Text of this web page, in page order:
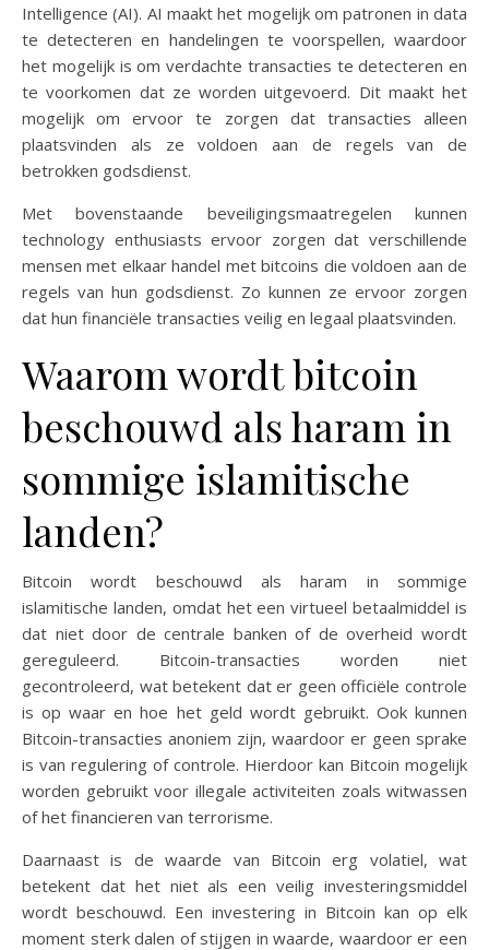
Intelligence (AI). AI maakt het mogelijk om patronen in data
te detecteren en handelingen te voorspellen, waardoor
het mogelijk is om verdachte transacties te detecteren en
te voorkomen dat ze worden uitgevoerd. Dit maakt het
mogelijk om ervoor te zorgen dat transacties alleen
plaatsvinden als ze voldoen aan de regels van de
betrokken godsdienst.
Met bovenstaande beveiligingsmaatregelen kunnen
technology enthusiasts ervoor zorgen dat verschillende
mensen met elkaar handel met bitcoins die voldoen aan de
regels van hun godsdienst. Zo kunnen ze ervoor zorgen
dat hun financiële transacties veilig en legaal plaatsvinden.
Waarom wordt bitcoin
beschouwd als haram in
sommige islamitische
landen?
Bitcoin wordt beschouwd als haram in sommige
islamitische landen, omdat het een virtueel betaalmiddel is
dat niet door de centrale banken of de overheid wordt
gereguleerd. Bitcoin-transacties worden niet
gecontroleerd, wat betekent dat er geen officiële controle
is op waar en hoe het geld wordt gebruikt. Ook kunnen
Bitcoin-transacties anoniem zijn, waardoor er geen sprake
is van regulering of controle. Hierdoor kan Bitcoin mogelijk
worden gebruikt voor illegale activiteiten zoals witwassen
of het financieren van terrorisme.
Daarnaast is de waarde van Bitcoin erg volatiel, wat
betekent dat het niet als een veilig investeringsmiddel
wordt beschouwd. Een investering in Bitcoin kan op elk
moment sterk dalen of stijgen in waarde, waardoor er een